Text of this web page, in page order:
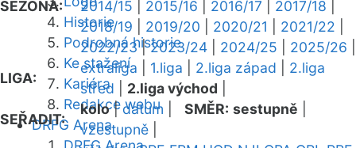
Historie
Podrobná historie
Ke stažení
Kariéra
Redakce webu
DRFG Arena
SEZONA:
2014/15
2015/16 2016/17 2017/18
2018/19
2019/20 2020/21 2021/22
2022/23|2023/24 2024/25 2025/26
LIGA:
extraliga 1.liga 2.liga západ
2.liga
střed
2.liga východ
SEŘADIT:
kolo|datum SMĚR: sestupně
vzestupně